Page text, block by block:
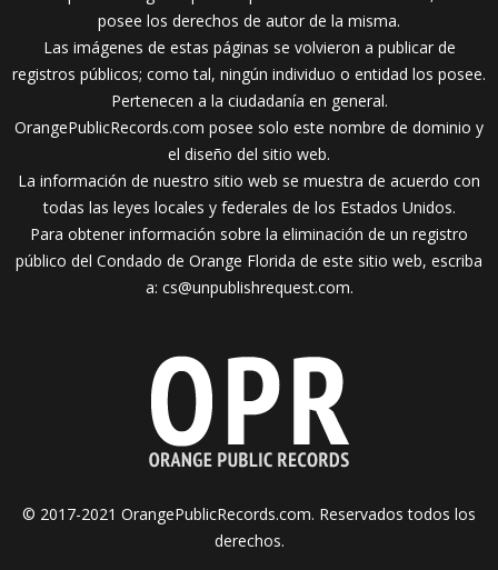
posee los derechos de autor de la misma.
Las imágenes de estas páginas se volvieron a publicar de
registros públicos; como tal, ningún individuo o entidad los posee.
Pertenecen a la ciudadanía en general.
OrangePublicRecords.com posee solo este nombre de dominio y
el diseño del sitio web.
La información de nuestro sitio web se muestra de acuerdo con
todas las leyes locales y federales de los Estados Unidos.
Para obtener información sobre la eliminación de un registro
público del Condado de Orange Florida de este sitio web, escriba
a: cs@unpublishrequest.com.
© 2017-2021 OrangePublicRecords.com. Reservados todos los
derechos.